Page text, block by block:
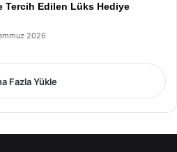
Tercih Edilen Lüks Hediye
2026
Fazla Yükle